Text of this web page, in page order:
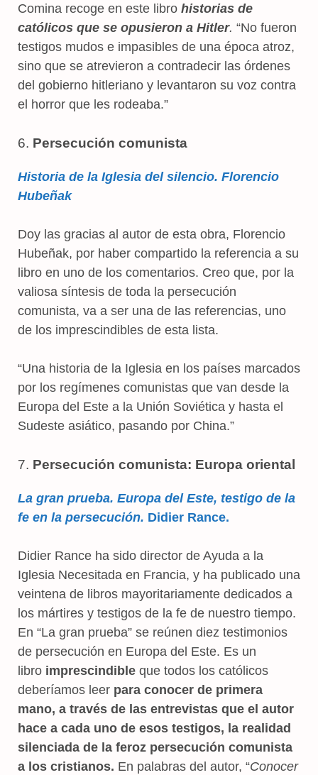
Comina recoge en este libro historias de
católicos que se opusieron a Hitler. “No fueron
testigos mudos e impasibles de una época atroz,
sino que se atrevieron a contradecir las órdenes
del gobierno hitleriano y levantaron su voz contra
el horror que les rodeaba.”
6. Persecución comunista
Historia de la Iglesia del silencio. Florencio
Hubeñak
Doy las gracias al autor de esta obra, Florencio
Hubeñak, por haber compartido la referencia a su
libro en uno de los comentarios. Creo que, por la
valiosa síntesis de toda la persecución
comunista, va a ser una de las referencias, uno
de los imprescindibles de esta lista.
“Una historia de la Iglesia en los países marcados
por los regímenes comunistas que van desde la
Europa del Este a la Unión Soviética y hasta el
Sudeste asiático, pasando por China.”
7. Persecución comunista: Europa oriental
La gran prueba. Europa del Este, testigo de la
fe en la persecución. Didier Rance.
Didier Rance ha sido director de Ayuda a la
Iglesia Necesitada en Francia, y ha publicado una
veintena de libros mayoritariamente dedicados a
los mártires y testigos de la fe de nuestro tiempo.
En “La gran prueba” se reúnen diez testimonios
de persecución en Europa del Este. Es un
libro imprescindible que todos los católicos
deberíamos leer para conocer de primera
mano, a través de las entrevistas que el autor
hace a cada uno de esos testigos, la realidad
silenciada de la feroz persecución comunista
a los cristianos. En palabras del autor, “Conocer